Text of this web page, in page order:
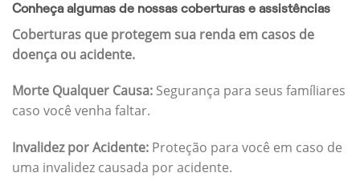
Conheça algumas de nossas coberturas e assistências
Coberturas que protegem sua renda em casos de
doença ou acidente.
Morte Qualquer Causa: Segurança para seus famíliares
caso você venha faltar.
Invalidez por Acidente: Proteção para você em caso de
uma invalidez causada por acidente.